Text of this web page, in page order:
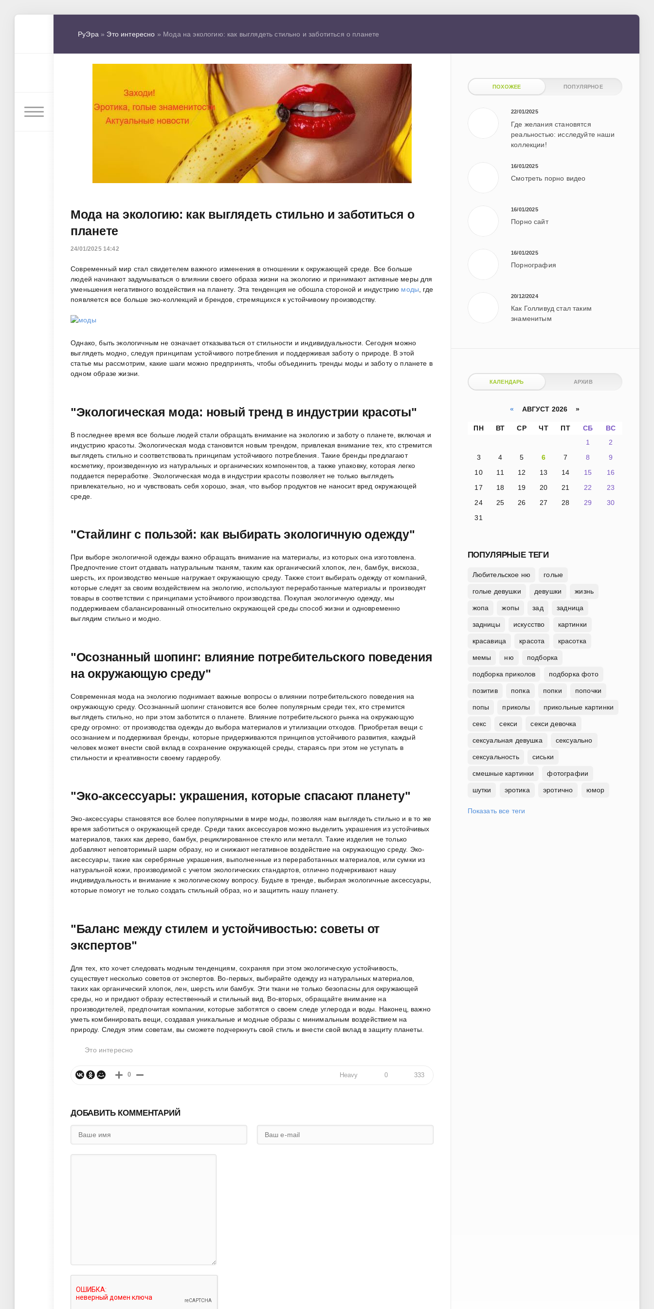
РуЭра » Это интересно » Мода на экологию: как выглядеть стильно и заботиться о планете
Мода на экологию: как выглядеть стильно и заботиться о
планете
24/01/2025 14:42
Современный мир стал свидетелем важного изменения в отношении к окружающей среде. Все больше
людей начинают задумываться о влиянии своего образа жизни на экологию и принимают активные меры для
уменьшения негативного воздействия на планету. Эта тенденция не обошла стороной и индустрию моды, где
появляется все больше эко-коллекций и брендов, стремящихся к устойчивому производству.
Однако, быть экологичным не означает отказываться от стильности и индивидуальности. Сегодня можно
выглядеть модно, следуя принципам устойчивого потребления и поддерживая заботу о природе. В этой
статье мы рассмотрим, какие шаги можно предпринять, чтобы объединить тренды моды и заботу о планете в
одном образе жизни.
"Экологическая мода: новый тренд в индустрии красоты"
В последнее время все больше людей стали обращать внимание на экологию и заботу о планете, включая и
индустрию красоты. Экологическая мода становится новым трендом, привлекая внимание тех, кто стремится
выглядеть стильно и соответствовать принципам устойчивого потребления. Такие бренды предлагают
косметику, произведенную из натуральных и органических компонентов, а также упаковку, которая легко
поддается переработке. Экологическая мода в индустрии красоты позволяет не только выглядеть
привлекательно, но и чувствовать себя хорошо, зная, что выбор продуктов не наносит вред окружающей
среде.
"Стайлинг с пользой: как выбирать экологичную одежду"
При выборе экологичной одежды важно обращать внимание на материалы, из которых она изготовлена.
Предпочтение стоит отдавать натуральным тканям, таким как органический хлопок, лен, бамбук, вискоза,
шерсть, их производство меньше нагружает окружающую среду. Также стоит выбирать одежду от компаний,
которые следят за своим воздействием на экологию, используют переработанные материалы и производят
товары в соответствии с принципами устойчивого производства. Покупая экологичную одежду, мы
поддерживаем сбалансированный относительно окружающей среды способ жизни и одновременно
выглядим стильно и модно.
"Осознанный шопинг: влияние потребительского поведения
на окружающую среду"
Современная мода на экологию поднимает важные вопросы о влиянии потребительского поведения на
окружающую среду. Осознанный шопинг становится все более популярным среди тех, кто стремится
выглядеть стильно, но при этом заботится о планете. Влияние потребительского рынка на окружающую
среду огромно: от производства одежды до выбора материалов и утилизации отходов. Приобретая вещи с
осознанием и поддерживая бренды, которые придерживаются принципов устойчивого развития, каждый
человек может внести свой вклад в сохранение окружающей среды, стараясь при этом не уступать в
стильности и креативности своему гардеробу.
"Эко-аксессуары: украшения, которые спасают планету"
Эко-аксессуары становятся все более популярными в мире моды, позволяя нам выглядеть стильно и в то же
время заботиться о окружающей среде. Среди таких аксессуаров можно выделить украшения из устойчивых
материалов, таких как дерево, бамбук, рециклированное стекло или металл. Такие изделия не только
добавляют неповторимый шарм образу, но и снижают негативное воздействие на окружающую среду. Эко-
аксессуары, такие как серебряные украшения, выполненные из переработанных материалов, или сумки из
натуральной кожи, производимой с учетом экологических стандартов, отлично подчеркивают нашу
индивидуальность и внимание к экологическому вопросу. Будьте в тренде, выбирая экологичные аксессуары,
которые помогут не только создать стильный образ, но и защитить нашу планету.
"Баланс между стилем и устойчивостью: советы от
экспертов"
Для тех, кто хочет следовать модным тенденциям, сохраняя при этом экологическую устойчивость,
существует несколько советов от экспертов. Во-первых, выбирайте одежду из натуральных материалов,
таких как органический хлопок, лен, шерсть или бамбук. Эти ткани не только безопасны для окружающей
среды, но и придают образу естественный и стильный вид. Во-вторых, обращайте внимание на
производителей, предпочитая компании, которые заботятся о своем следе углерода и воды. Наконец, важно
уметь комбинировать вещи, создавая уникальные и модные образы с минимальным воздействием на
природу. Следуя этим советам, вы сможете подчеркнуть свой стиль и внести свой вклад в защиту планеты.
Это интересно
0 Heavy 0 333
ДОБАВИТЬ КОММЕНТАРИЙ
ПОХОЖЕЕ ПОПУЛЯРНОЕ
22/01/2025
Где желания становятся
реальностью: исследуйте наши
коллекции!
16/01/2025
Смотреть порно видео
16/01/2025
Порно сайт
16/01/2025
Порнография
20/12/2024
Как Голливуд стал таким
знаменитым
КАЛЕНДАРЬ АРХИВ
« АВГУСТ 2026 »
ПН ВТ СР ЧТ ПТ СБ
ВС
1
2
3
4 5 6 7 8
9
10
11 12 13 14 15
16
17
18 19 20 21 22
23
24
25 26 27 28 29
30
31
ПОПУЛЯРНЫЕ ТЕГИ
Любительское ню голые
голые девушки девушки жизнь
жопа жопы зад задница
задницы искусство картинки
красавица красота красотка
мемы ню подборка
подборка приколов подборка фото
позитив попка попки попочки
попы приколы прикольные картинки
секс секси секси девочка
сексуальная девушка сексуально
сексуальность сиськи
смешные картинки фотографии
шутки эротика эротично юмор
Показать все теги